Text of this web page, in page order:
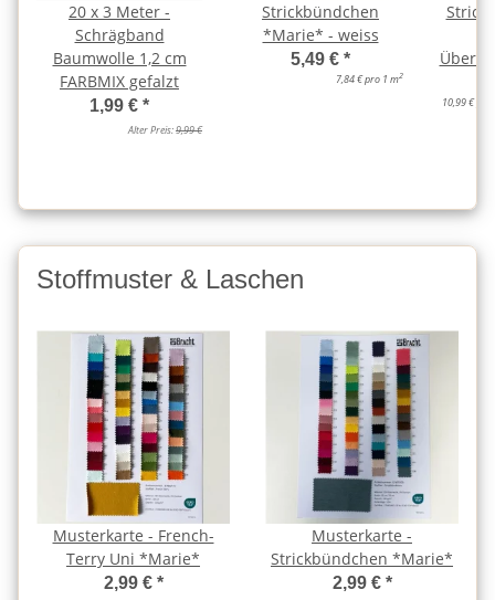
20 x 3 Meter -
Schrägband
Baumwolle 1,2 cm
FARBMIX gefalzt
1,99 € *
Alter Preis:9,99 €
Strickbündchen
*Marie* - weiss
5,49 € *
7,84 € pro 1 m2
10,99 € pro
Stoffmuster & Laschen
Musterkarte - French-
Terry Uni *Marie*
2,99 € *
Musterkarte -
Strickbündchen *Marie*
2,99 € *